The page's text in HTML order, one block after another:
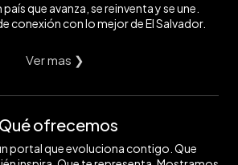
que avanza, se reinventa y se une.
conexión con lo mejor de El Salvador.
Ver mas ❯
Qué ofrecemos
portal que evoluciona contigo. Que